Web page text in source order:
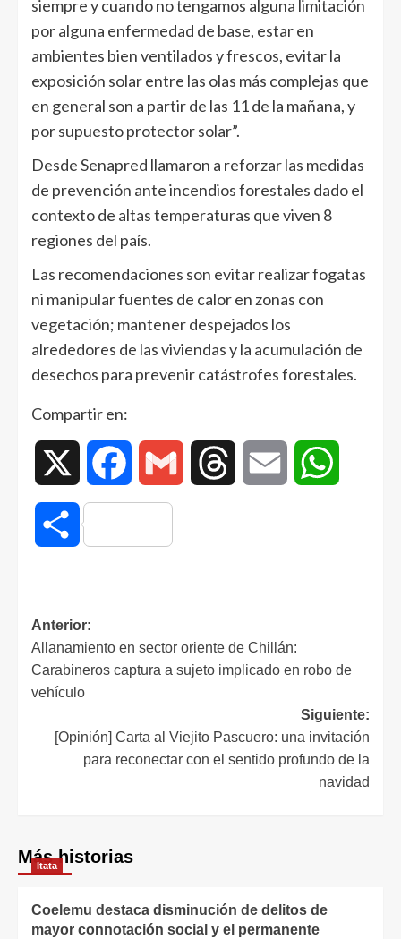
siempre y cuando no tengamos alguna limitación
por alguna enfermedad de base, estar en
ambientes bien ventilados y frescos, evitar la
exposición solar entre las olas más complejas que
en general son a partir de las 11 de la mañana, y
por supuesto protector solar”.
Desde Senapred llamaron a reforzar las medidas
de prevención ante incendios forestales dado el
contexto de altas temperaturas que viven 8
regiones del país.
Las recomendaciones son evitar realizar fogatas
ni manipular fuentes de calor en zonas con
vegetación; mantener despejados los
alrededores de las viviendas y la acumulación de
desechos para prevenir catástrofes forestales.
Compartir en:
Facebook Gmail Threads Email
Compartir
Anterior:
Allanamiento en sector oriente de Chillán:
Carabineros captura a sujeto implicado en robo de
vehículo
Siguiente:
[Opinión] Carta al Viejito Pascuero: una invitación
para reconectar con el sentido profundo de la
navidad
Más historias
Itata
Coelemu destaca disminución de delitos de
mayor connotación social y el permanente